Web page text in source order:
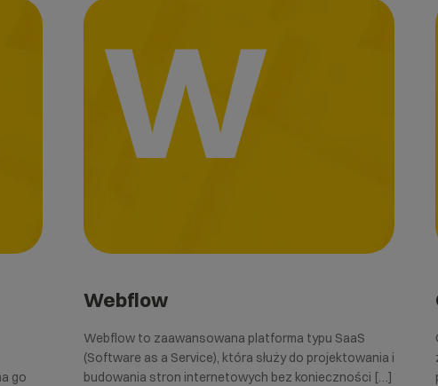
go
W
Webflow
Webflow to zaawansowana platforma typu SaaS
(Software as a Service), która służy do projektowania i
budowania stron internetowych bez konieczności […]